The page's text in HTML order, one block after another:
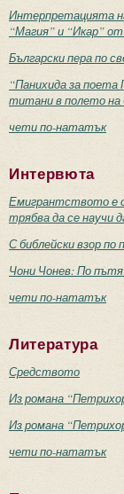
Интерпретацията
“Магия” и “Икар”
Български пера по
“Панихида за
титани в полето на
чети по-нататък
Интервюта
Емигрантството е
трябва да се научи
С библейски взор
Чони Чонев: По
чети по-нататък
Литература
Средството
Из романа
Из романа
чети по-нататък